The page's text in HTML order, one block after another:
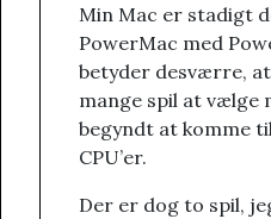
Min Mac er stadigt
PowerMac med
betyder desværre,
mange spil at vælge
begyndt at komme
CPU’er.
Der er dog to spil,